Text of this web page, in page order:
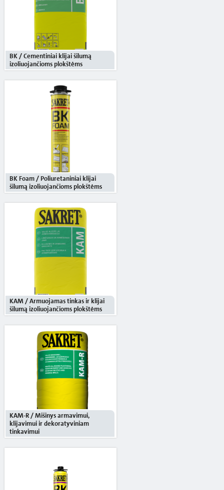
BK / Cementiniai klijai šilumą
izoliuojančioms plokštėms
BK Foam / Poliuretaniniai klijai
šilumą izoliuojančioms plokštėms
KAM / Armuojamas tinkas ir klijai
šilumą izoliuojančioms plokštėms
KAM-R / Mišinys armavimui,
klijavimui ir dekoratyviniam
tinkavimui